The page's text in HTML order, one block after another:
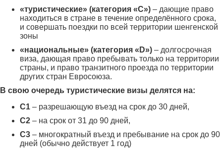
«туристические» (категория «C») – дающие право
находиться в стране в течение определённого срока,
и совершать поездки по всей территории шенгенской
зоны
«национальные» (категория «D») – долгосрочная
виза, дающая право пребывать только на территории
страны, и право транзитного проезда по территории
других стран Евросоюза.
В свою очередь туристические визы делятся на:
C1 – разрешающую въезд на срок до 30 дней,
С2 – на срок от 31 до 90 дней,
С3 – многократный въезд и пребывание на срок до 90
дней (обычно действует 1 год)